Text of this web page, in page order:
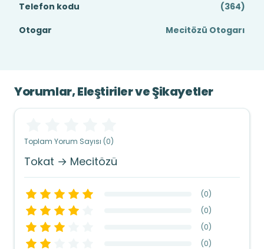
Telefon kodu
(364)
Otogar
Mecitözü Otogarı
Yorumlar, Eleştiriler ve Şikayetler
Toplam Yorum Sayısı (0)
Tokat → Mecitözü
(0)
(0)
(0)
(0)